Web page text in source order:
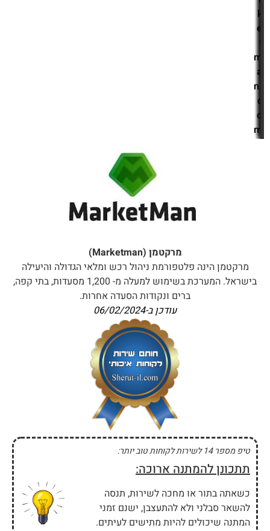
מרקטמן (Marketman)
מרקטמן הינה פלטפורמת ניהול רכש ומלאי הגדולה והיעילה
בישראל. המערכת בשימוש למעלה מ- 1,200 מסעדות, בתי קפה,
ברים ונקודות הסעדה אחרות.
עודכן ב-06/02/2024
טיפ מספר 14 לשירות לקוחות טוב יותר:
תתכונן להמתנה ארוכה:
כשאתה בתור או מחכה לשירות, תנסה
להשאר סבלני ולא להתעצבן, ישנם זמני
המתנה שיכולים להיות מתישים לעיתים.
k
e
t
m
a
n.
c
o
m